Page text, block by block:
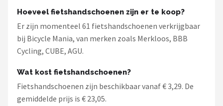
Hoeveel fietshandschoenen zijn er te koop?
Er zijn momenteel 61 fietshandschoenen verkrijgbaar
bij Bicycle Mania, van merken zoals Merkloos, BBB
Cycling, CUBE, AGU.
Wat kost fietshandschoenen?
Fietshandschoenen zijn beschikbaar vanaf € 3,29. De
gemiddelde prijs is € 23,05.